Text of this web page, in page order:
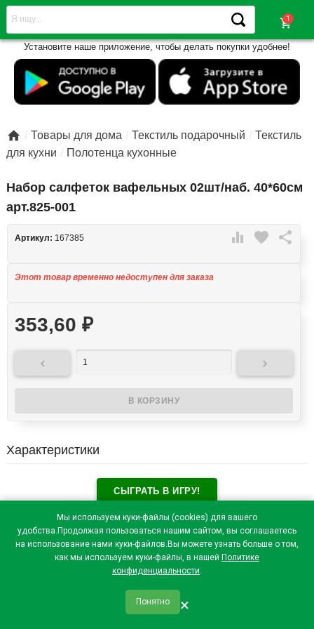
Мы используем куки-файлы (cookies) для вашего
удобства.Продолжая пользоваться нашим сайтом, вы соглашаетесь
на использование нами куки-файлов.Вы можете узнать больше о том,
как мы используем куки-файлы, в нашей Политике
конфиденциальности.
Понятно ×
shopping_cart
Установите наше приложение, чтобы делать покупки удобнее!
 Товары для дома Текстиль подарочный
Текстиль
для кухни
Полотенца кухонные
Набор салфеток вафельных 02шт/наб. 40*60см
арт.825-001
 favorite 
Артикул: 167385
Этот товар временно недоступен для заказа
353,60 ₽
 
Характеристики
СЫГРАТЬ В ИГРУ!
Отзывы посетителей(0)
qr_code